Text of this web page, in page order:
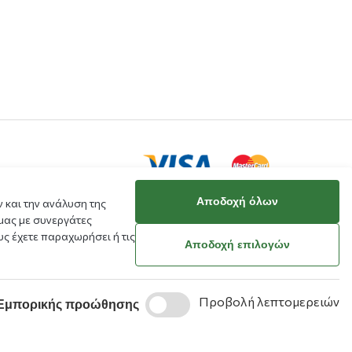
μου
την ανάλυση της
με συνεργάτες
έχετε παραχωρήσει ή τις
Αποδοχή όλων
Αποδοχή επιλογών
προώθησης Προβολή λεπτομερειών